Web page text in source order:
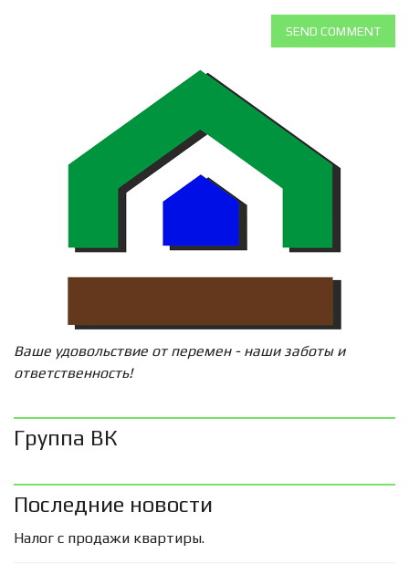
SEND COMMENT
Ваше удовольствие от перемен - наши заботы и
ответственность!
Группа ВК
Последние новости
Налог с продажи квартиры.